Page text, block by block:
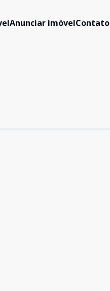
Anunciar imóvelContato